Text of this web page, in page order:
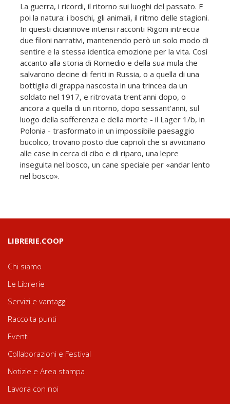
La guerra, i ricordi, il ritorno sui luoghi del passato. E
poi la natura: i boschi, gli animali, il ritmo delle stagioni.
In questi diciannove intensi racconti Rigoni intreccia
due filoni narrativi, mantenendo però un solo modo di
sentire e la stessa identica emozione per la vita. Così
accanto alla storia di Romedio e della sua mula che
salvarono decine di feriti in Russia, o a quella di una
bottiglia di grappa nascosta in una trincea da un
soldato nel 1917, e ritrovata trent'anni dopo, o
ancora a quella di un ritorno, dopo sessant'anni, sul
luogo della sofferenza e della morte - il Lager 1/b, in
Polonia - trasformato in un impossibile paesaggio
bucolico, trovano posto due caprioli che si avvicinano
alle case in cerca di cibo e di riparo, una lepre
inseguita nel bosco, un cane speciale per «andar lento
nel bosco».
LIBRERIE.COOP
Chi siamo
Le Librerie
Servizi e vantaggi
Raccolta punti
Eventi
Collaborazioni e Festival
Notizie e Area stampa
Lavora con noi